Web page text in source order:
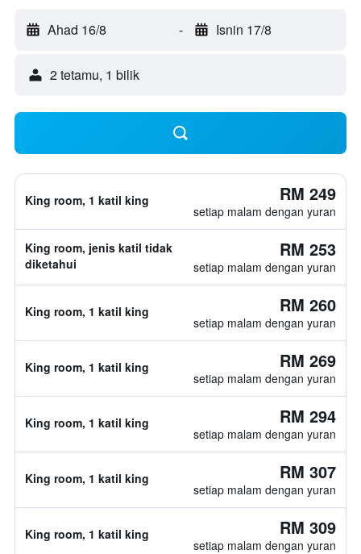
Ahad 16/8 - Isnin 17/8
2 tetamu, 1 bilik
King room, 1 katil king RM 249
setiap malam dengan yuran
King room, jenis katil tidak
diketahui
RM 253
setiap malam dengan yuran
King room, 1 katil king RM 260
setiap malam dengan yuran
King room, 1 katil king RM 269
setiap malam dengan yuran
King room, 1 katil king RM 294
setiap malam dengan yuran
King room, 1 katil king RM 307
setiap malam dengan yuran
King room, 1 katil king RM 309
setiap malam dengan yuran